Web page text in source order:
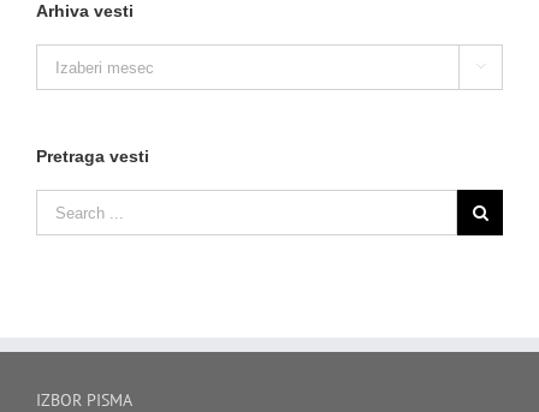
Arhiva vesti
vesti

Pretraga vesti
IZBOR PISMA